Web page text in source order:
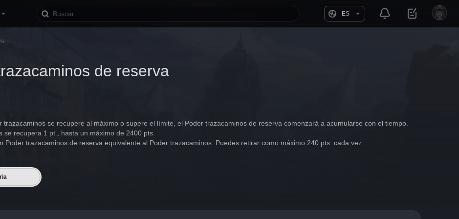
ES
de reserva
trazacaminos se recupere al máximo o supere el límite, el Poder trazacaminos de reserva comenzará a acumularse con el tiempo.
se recupera 1 pt., hasta un máximo de 2400 pts.
Poder trazacaminos de reserva equivalente al Poder trazacaminos. Puedes retirar como máximo 240 pts. cada vez.